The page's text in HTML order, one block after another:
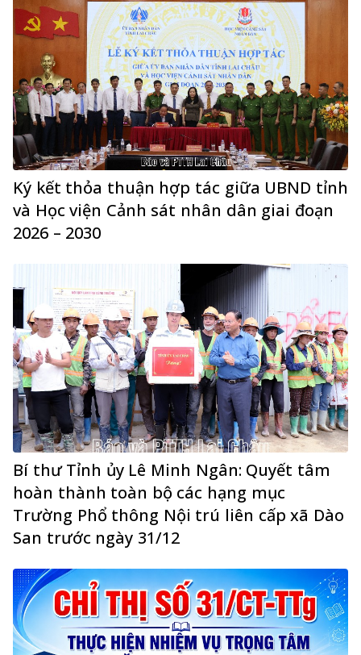
Ký kết thỏa thuận hợp tác giữa UBND tỉnh
và Học viện Cảnh sát nhân dân giai đoạn
2026 – 2030
Bí thư Tỉnh ủy Lê Minh Ngân: Quyết tâm
hoàn thành toàn bộ các hạng mục
Trường Phổ thông Nội trú liên cấp xã Dào
San trước ngày 31/12